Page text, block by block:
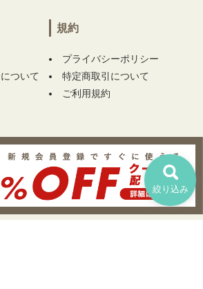
絞り込み
ついて
規約
プライバシーポリシー
特定商取引について
ご利用規約